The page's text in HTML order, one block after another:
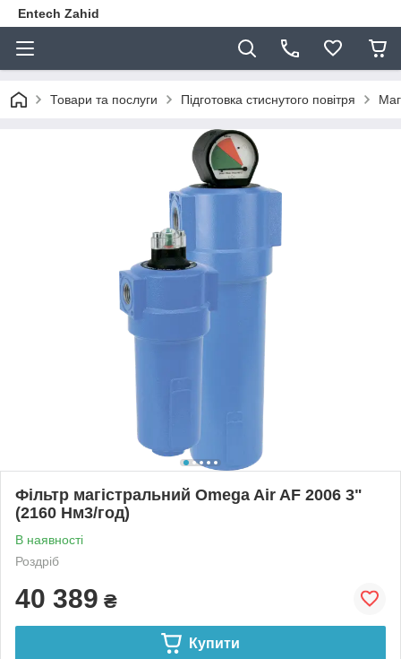
Entech Zahid
Товари та послуги Підготовка стиснутого повітря
Фільтр магістральний Omega Air AF 2006 3"
(2160 Нм3/год)
В наявності
Роздріб
40 389 ₴
Купити